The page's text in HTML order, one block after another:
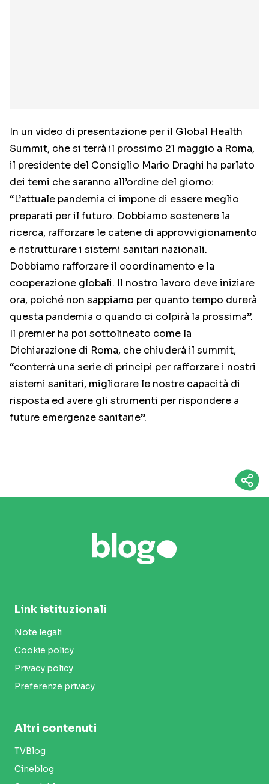
In un video di presentazione per il Global Health
Summit, che si terrà il prossimo 21 maggio a Roma,
il presidente del Consiglio Mario Draghi ha parlato
dei temi che saranno all’ordine del giorno:
“L’attuale pandemia ci impone di essere meglio
preparati per il futuro. Dobbiamo sostenere la
ricerca, rafforzare le catene di approvvigionamento
e ristrutturare i sistemi sanitari nazionali.
Dobbiamo rafforzare il coordinamento e la
cooperazione globali. Il nostro lavoro deve iniziare
ora, poiché non sappiamo per quanto tempo durerà
questa pandemia o quando ci colpirà la prossima”.
Il premier ha poi sottolineato come la
Dichiarazione di Roma, che chiuderà il summit,
“conterrà una serie di principi per rafforzare i nostri
sistemi sanitari, migliorare le nostre capacità di
risposta ed avere gli strumenti per rispondere a
future emergenze sanitarie”.
Link istituzionali
Note legali
Cookie policy
Privacy policy
Preferenze privacy
Altri contenuti
TVBlog
Cineblog